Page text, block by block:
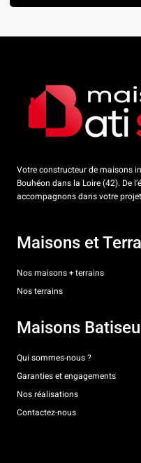
Votre constructeur de maisons
Bouhéon dans la Loire (42). De
accompagnons dans votre
Maisons et
Nos maisons + terrains
Nos terrains
Maisons Batiseul
Qui sommes-nous ?
Garanties et engagements
Nos réalisations
Contactez-nous